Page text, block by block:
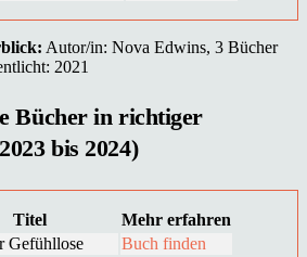
Autor/in: Nova Edwins, 3 Bücher
2021
Bücher in richtiger
bis 2024)
Titel
Mehr erfahren
Gefühllose
Buch finden